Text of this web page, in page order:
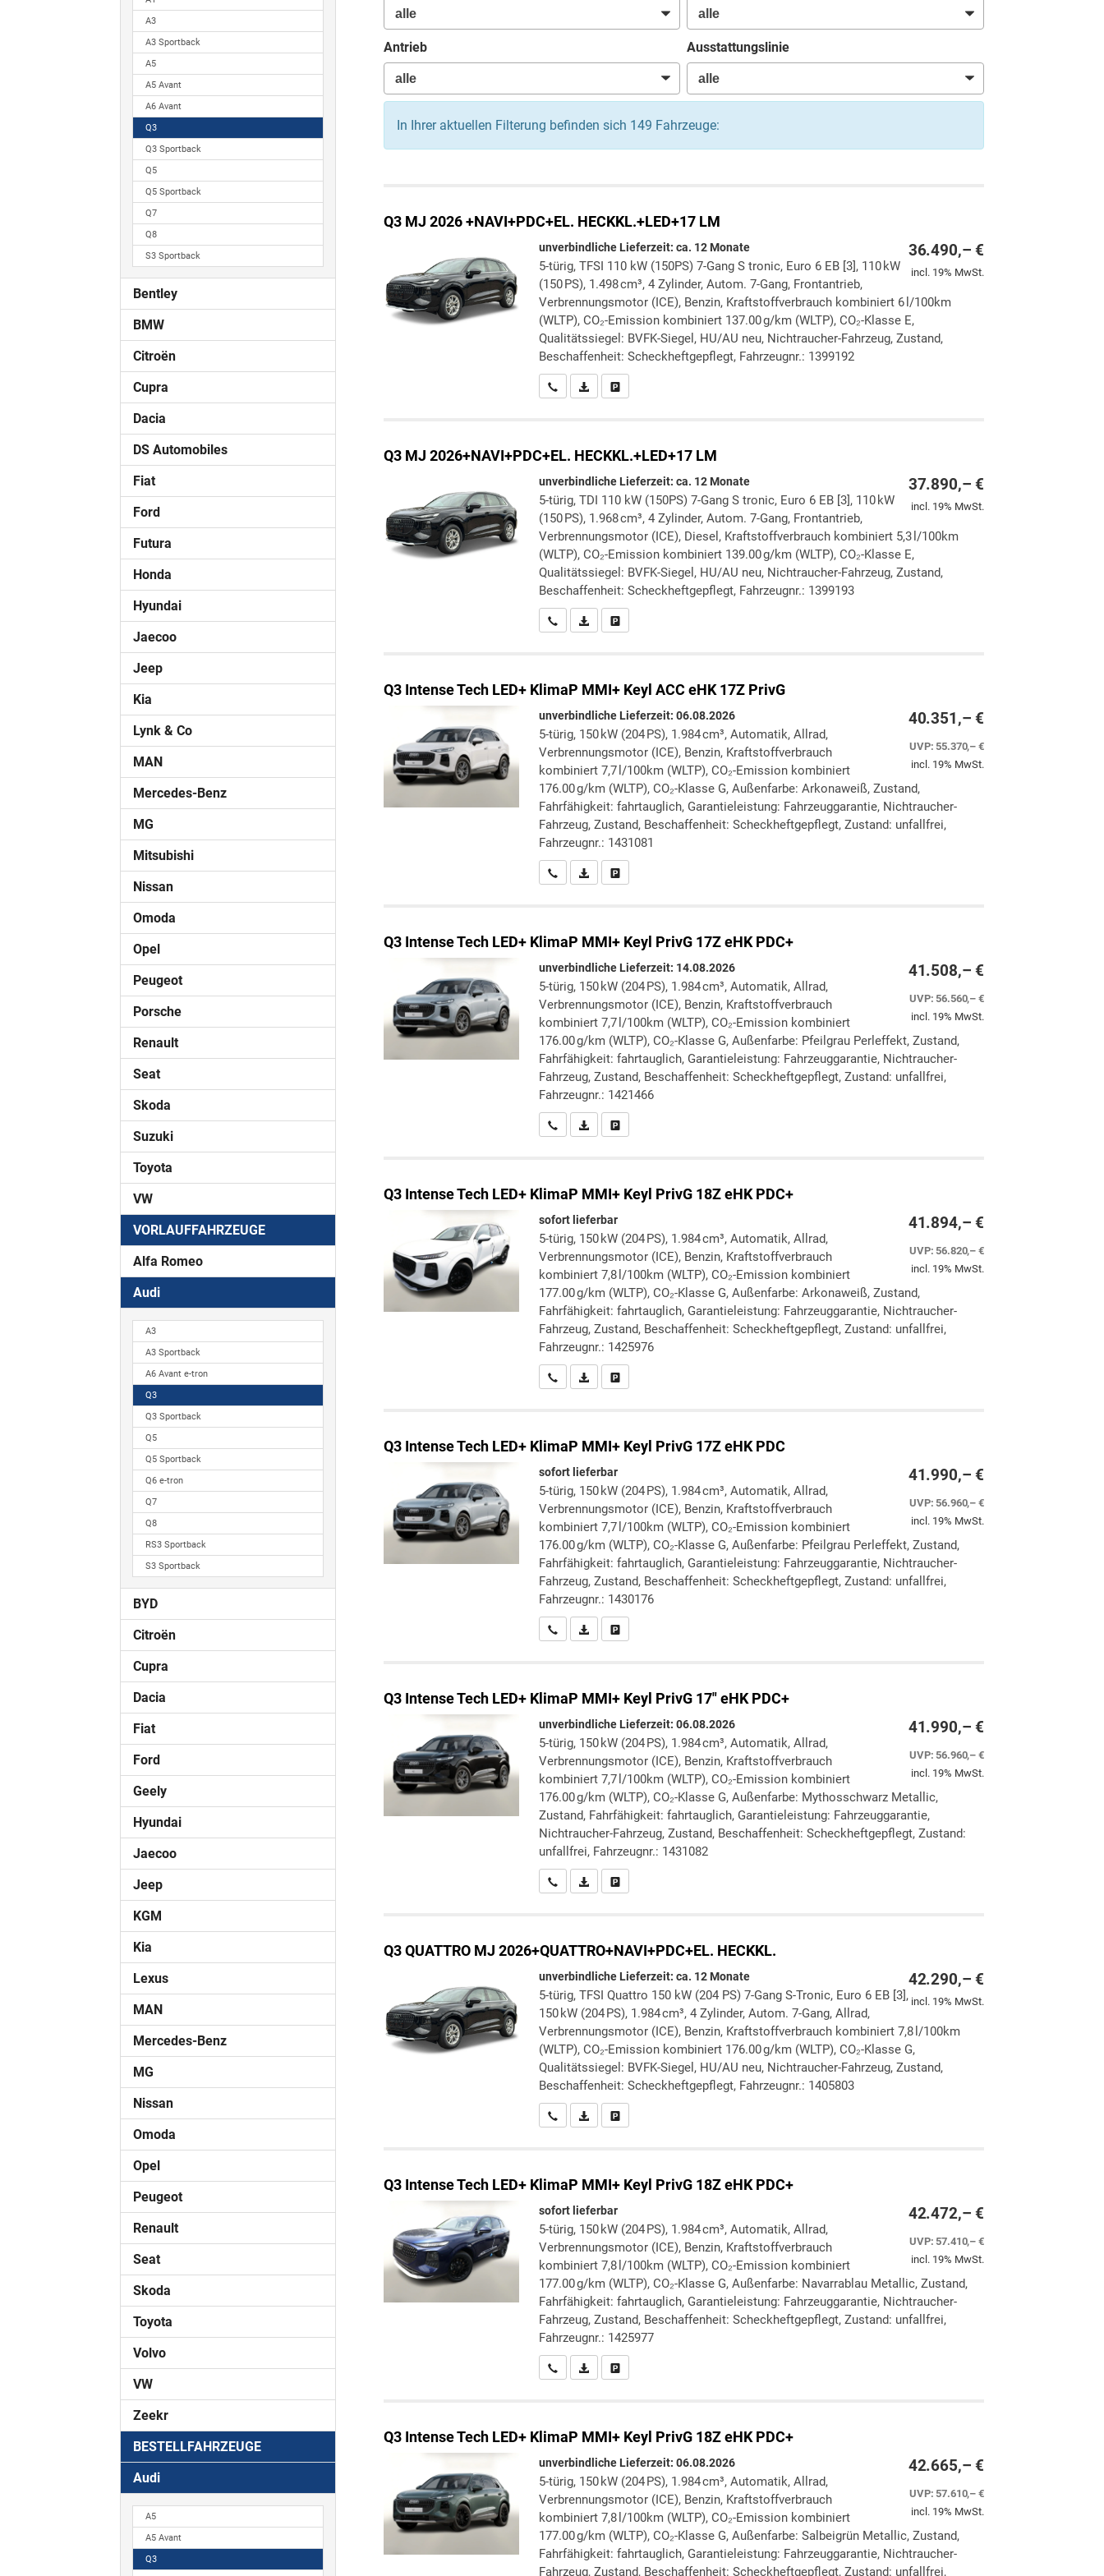
Antrieb Ausstattungslinie
In Ihrer aktuellen Filterung befinden sich 149 Fahrzeuge:
Q3 MJ 2026 +NAVI+PDC+EL. HECKKL.+LED+17 LM
36.490,– €
incl. 19% MwSt.
unverbindliche Lieferzeit: ca. 12 Monate
5-türig, TFSI 110 kW (150PS) 7-Gang S tronic, Euro 6 EB [3], 110 kW
(150 PS), 1.498 cm³, 4 Zylinder, Autom. 7-Gang, Frontantrieb,
Verbrennungsmotor (ICE), Benzin, Kraftstoffverbrauch kombiniert 6 l/100km
(WLTP), CO₂-Emission kombiniert 137.00 g/km (WLTP), CO₂-Klasse E,
Qualitätssiegel: BVFK-Siegel, HU/AU neu, Nichtraucher-Fahrzeug, Zustand,
Beschaffenheit: Scheckheftgepflegt, Fahrzeugnr.: 1399192
Wir rufen Sie an
PDF-Datei, Fahrzeugexposé drucken
Drucken, parken oder vergleichen
Q3 MJ 2026+NAVI+PDC+EL. HECKKL.+LED+17 LM
37.890,– €
incl. 19% MwSt.
unverbindliche Lieferzeit: ca. 12 Monate
5-türig, TDI 110 kW (150PS) 7-Gang S tronic, Euro 6 EB [3], 110 kW
(150 PS), 1.968 cm³, 4 Zylinder, Autom. 7-Gang, Frontantrieb,
Verbrennungsmotor (ICE), Diesel, Kraftstoffverbrauch kombiniert 5,3 l/100km
(WLTP), CO₂-Emission kombiniert 139.00 g/km (WLTP), CO₂-Klasse E,
Qualitätssiegel: BVFK-Siegel, HU/AU neu, Nichtraucher-Fahrzeug, Zustand,
Beschaffenheit: Scheckheftgepflegt, Fahrzeugnr.: 1399193
Wir rufen Sie an
PDF-Datei, Fahrzeugexposé drucken
Drucken, parken oder vergleichen
Q3 Intense Tech LED+ KlimaP MMI+ Keyl ACC eHK 17Z PrivG
40.351,– €
UVP:55.370,– €
incl. 19% MwSt.
unverbindliche Lieferzeit: 06.08.2026
5-türig, 150 kW (204 PS), 1.984 cm³, Automatik, Allrad,
Verbrennungsmotor (ICE), Benzin, Kraftstoffverbrauch
kombiniert 7,7 l/100km (WLTP), CO₂-Emission kombiniert
176.00 g/km (WLTP), CO₂-Klasse G, Außenfarbe: Arkonaweiß, Zustand,
Fahrfähigkeit: fahrtauglich, Garantieleistung: Fahrzeuggarantie, Nichtraucher-
Fahrzeug, Zustand, Beschaffenheit: Scheckheftgepflegt, Zustand: unfallfrei,
Fahrzeugnr.: 1431081
Wir rufen Sie an
PDF-Datei, Fahrzeugexposé drucken
Drucken, parken oder vergleichen
Q3 Intense Tech LED+ KlimaP MMI+ Keyl PrivG 17Z eHK PDC+
41.508,– €
UVP:56.560,– €
incl. 19% MwSt.
unverbindliche Lieferzeit: 14.08.2026
5-türig, 150 kW (204 PS), 1.984 cm³, Automatik, Allrad,
Verbrennungsmotor (ICE), Benzin, Kraftstoffverbrauch
kombiniert 7,7 l/100km (WLTP), CO₂-Emission kombiniert
176.00 g/km (WLTP), CO₂-Klasse G, Außenfarbe: Pfeilgrau Perleffekt, Zustand,
Fahrfähigkeit: fahrtauglich, Garantieleistung: Fahrzeuggarantie, Nichtraucher-
Fahrzeug, Zustand, Beschaffenheit: Scheckheftgepflegt, Zustand: unfallfrei,
Fahrzeugnr.: 1421466
Wir rufen Sie an
PDF-Datei, Fahrzeugexposé drucken
Drucken, parken oder vergleichen
Q3 Intense Tech LED+ KlimaP MMI+ Keyl PrivG 18Z eHK PDC+
41.894,– €
UVP:56.820,– €
incl. 19% MwSt.
sofort lieferbar
5-türig, 150 kW (204 PS), 1.984 cm³, Automatik, Allrad,
Verbrennungsmotor (ICE), Benzin, Kraftstoffverbrauch
kombiniert 7,8 l/100km (WLTP), CO₂-Emission kombiniert
177.00 g/km (WLTP), CO₂-Klasse G, Außenfarbe: Arkonaweiß, Zustand,
Fahrfähigkeit: fahrtauglich, Garantieleistung: Fahrzeuggarantie, Nichtraucher-
Fahrzeug, Zustand, Beschaffenheit: Scheckheftgepflegt, Zustand: unfallfrei,
Fahrzeugnr.: 1425976
Wir rufen Sie an
PDF-Datei, Fahrzeugexposé drucken
Drucken, parken oder vergleichen
Q3 Intense Tech LED+ KlimaP MMI+ Keyl PrivG 17Z eHK PDC
41.990,– €
UVP:56.960,– €
incl. 19% MwSt.
sofort lieferbar
5-türig, 150 kW (204 PS), 1.984 cm³, Automatik, Allrad,
Verbrennungsmotor (ICE), Benzin, Kraftstoffverbrauch
kombiniert 7,7 l/100km (WLTP), CO₂-Emission kombiniert
176.00 g/km (WLTP), CO₂-Klasse G, Außenfarbe: Pfeilgrau Perleffekt, Zustand,
Fahrfähigkeit: fahrtauglich, Garantieleistung: Fahrzeuggarantie, Nichtraucher-
Fahrzeug, Zustand, Beschaffenheit: Scheckheftgepflegt, Zustand: unfallfrei,
Fahrzeugnr.: 1430176
Wir rufen Sie an
PDF-Datei, Fahrzeugexposé drucken
Drucken, parken oder vergleichen
Q3 Intense Tech LED+ KlimaP MMI+ Keyl PrivG 17" eHK PDC+
41.990,– €
UVP:56.960,– €
incl. 19% MwSt.
unverbindliche Lieferzeit: 06.08.2026
5-türig, 150 kW (204 PS), 1.984 cm³, Automatik, Allrad,
Verbrennungsmotor (ICE), Benzin, Kraftstoffverbrauch
kombiniert 7,7 l/100km (WLTP), CO₂-Emission kombiniert
176.00 g/km (WLTP), CO₂-Klasse G, Außenfarbe: Mythosschwarz Metallic,
Zustand, Fahrfähigkeit: fahrtauglich, Garantieleistung: Fahrzeuggarantie,
Nichtraucher-Fahrzeug, Zustand, Beschaffenheit: Scheckheftgepflegt, Zustand:
unfallfrei, Fahrzeugnr.: 1431082
Wir rufen Sie an
PDF-Datei, Fahrzeugexposé drucken
Drucken, parken oder vergleichen
Q3QUATTRO MJ 2026+QUATTRO+NAVI+PDC+EL. HECKKL.
42.290,– €
incl. 19% MwSt.
unverbindliche Lieferzeit: ca. 12 Monate
5-türig, TFSI Quattro 150 kW (204 PS) 7-Gang S-Tronic, Euro 6 EB [3],
150 kW (204 PS), 1.984 cm³, 4 Zylinder, Autom. 7-Gang, Allrad,
Verbrennungsmotor (ICE), Benzin, Kraftstoffverbrauch kombiniert 7,8 l/100km
(WLTP), CO₂-Emission kombiniert 176.00 g/km (WLTP), CO₂-Klasse G,
Qualitätssiegel: BVFK-Siegel, HU/AU neu, Nichtraucher-Fahrzeug, Zustand,
Beschaffenheit: Scheckheftgepflegt, Fahrzeugnr.: 1405803
Wir rufen Sie an
PDF-Datei, Fahrzeugexposé drucken
Drucken, parken oder vergleichen
Q3 Intense Tech LED+ KlimaP MMI+ Keyl PrivG 18Z eHK PDC+
42.472,– €
UVP:57.410,– €
incl. 19% MwSt.
sofort lieferbar
5-türig, 150 kW (204 PS), 1.984 cm³, Automatik, Allrad,
Verbrennungsmotor (ICE), Benzin, Kraftstoffverbrauch
kombiniert 7,8 l/100km (WLTP), CO₂-Emission kombiniert
177.00 g/km (WLTP), CO₂-Klasse G, Außenfarbe: Navarrablau Metallic, Zustand,
Fahrfähigkeit: fahrtauglich, Garantieleistung: Fahrzeuggarantie, Nichtraucher-
Fahrzeug, Zustand, Beschaffenheit: Scheckheftgepflegt, Zustand: unfallfrei,
Fahrzeugnr.: 1425977
Wir rufen Sie an
PDF-Datei, Fahrzeugexposé drucken
Drucken, parken oder vergleichen
Q3 Intense Tech LED+ KlimaP MMI+ Keyl PrivG 18Z eHK PDC+
42.665,– €
UVP:57.610,– €
incl. 19% MwSt.
unverbindliche Lieferzeit: 06.08.2026
5-türig, 150 kW (204 PS), 1.984 cm³, Automatik, Allrad,
Verbrennungsmotor (ICE), Benzin, Kraftstoffverbrauch
kombiniert 7,8 l/100km (WLTP), CO₂-Emission kombiniert
177.00 g/km (WLTP), CO₂-Klasse G, Außenfarbe: Salbeigrün Metallic, Zustand,
Fahrfähigkeit: fahrtauglich, Garantieleistung: Fahrzeuggarantie, Nichtraucher-
Fahrzeug, Zustand, Beschaffenheit: Scheckheftgepflegt, Zustand: unfallfrei,
A3
A3 Sportback
A5
A5 Avant
A6 Avant
Q3
Q3 Sportback
Q5
Q5 Sportback
Q7
Q8
S3 Sportback
Bentley
BMW
Citroën
Cupra
Dacia
DS Automobiles
Fiat
Ford
Futura
Honda
Hyundai
Jaecoo
Jeep
Kia
Lynk & Co
MAN
Mercedes-Benz
MG
Mitsubishi
Nissan
Omoda
Opel
Peugeot
Porsche
Renault
Seat
Skoda
Suzuki
Toyota
VW
VORLAUFFAHRZEUGE
Alfa Romeo
Audi
A3
A3 Sportback
A6 Avant e-tron
Q3
Q3 Sportback
Q5
Q5 Sportback
Q6 e-tron
Q7
Q8
RS3 Sportback
S3 Sportback
BYD
Citroën
Cupra
Dacia
Fiat
Ford
Geely
Hyundai
Jaecoo
Jeep
KGM
Kia
Lexus
MAN
Mercedes-Benz
MG
Nissan
Omoda
Opel
Peugeot
Renault
Seat
Skoda
Toyota
Volvo
VW
Zeekr
BESTELLFAHRZEUGE
Audi
A5
A5 Avant
Q3